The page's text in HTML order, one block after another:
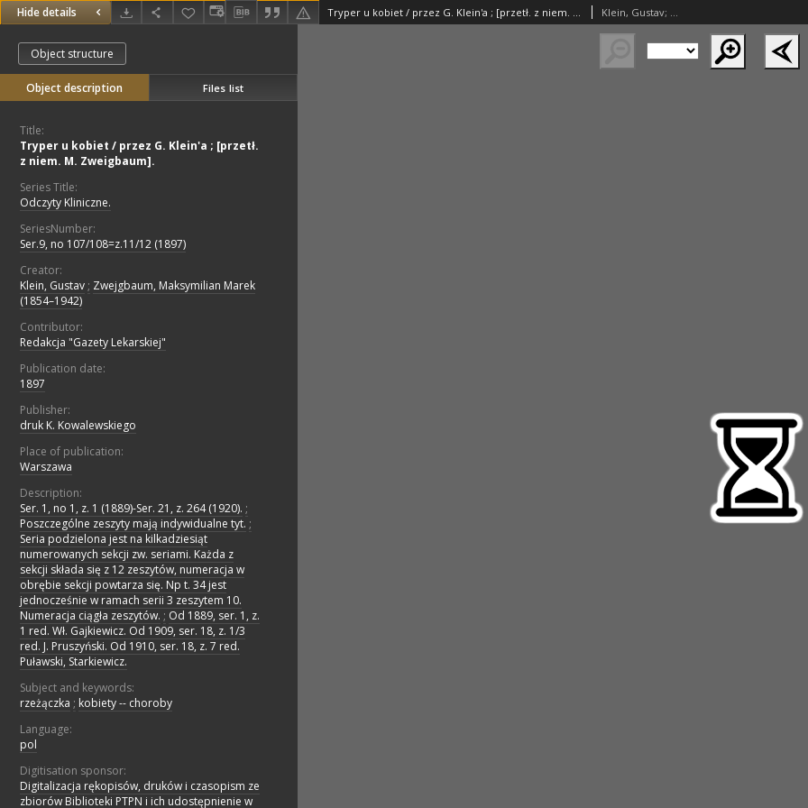
Hide details Tryper u kobiet / przez G. Klein'a ; [przetł. z niem. M. Zweigbaum]. Klein, Gustav; Zwejgbaum, Maksymilian Marek (1854–1942)
Object structure
Object description Files list
Title:
Tryper u kobiet / przez G. Klein'a ; [przetł.
z niem. M. Zweigbaum].
Series Title:
Odczyty Kliniczne.
SeriesNumber:
Ser.9, no 107/108=z.11/12 (1897)
Creator:
Klein, Gustav ; Zwejgbaum, Maksymilian Marek
(1854–1942)
Contributor:
Redakcja "Gazety Lekarskiej"
Publication date:
1897
Publisher:
druk K. Kowalewskiego
Place of publication:
Warszawa
Description:
Ser. 1, no 1, z. 1 (1889)-Ser. 21, z. 264 (1920). ;
Poszczególne zeszyty mają indywidualne tyt. ;
Seria podzielona jest na kilkadziesiąt
numerowanych sekcji zw. seriami. Każda z
sekcji składa się z 12 zeszytów, numeracja w
obrębie sekcji powtarza się. Np t. 34 jest
jednocześnie w ramach serii 3 zeszytem 10.
Numeracja ciągła zeszytów. ; Od 1889, ser. 1, z.
1 red. Wł. Gajkiewicz. Od 1909, ser. 18, z. 1/3
red. J. Pruszyński. Od 1910, ser. 18, z. 7 red.
Puławski, Starkiewicz.
Subject and keywords:
rzeżączka ; kobiety -- choroby
Language:
pol
Digitisation sponsor:
Digitalizacja rękopisów, druków i czasopism ze
zbiorów Biblioteki PTPN i ich udostępnienie w